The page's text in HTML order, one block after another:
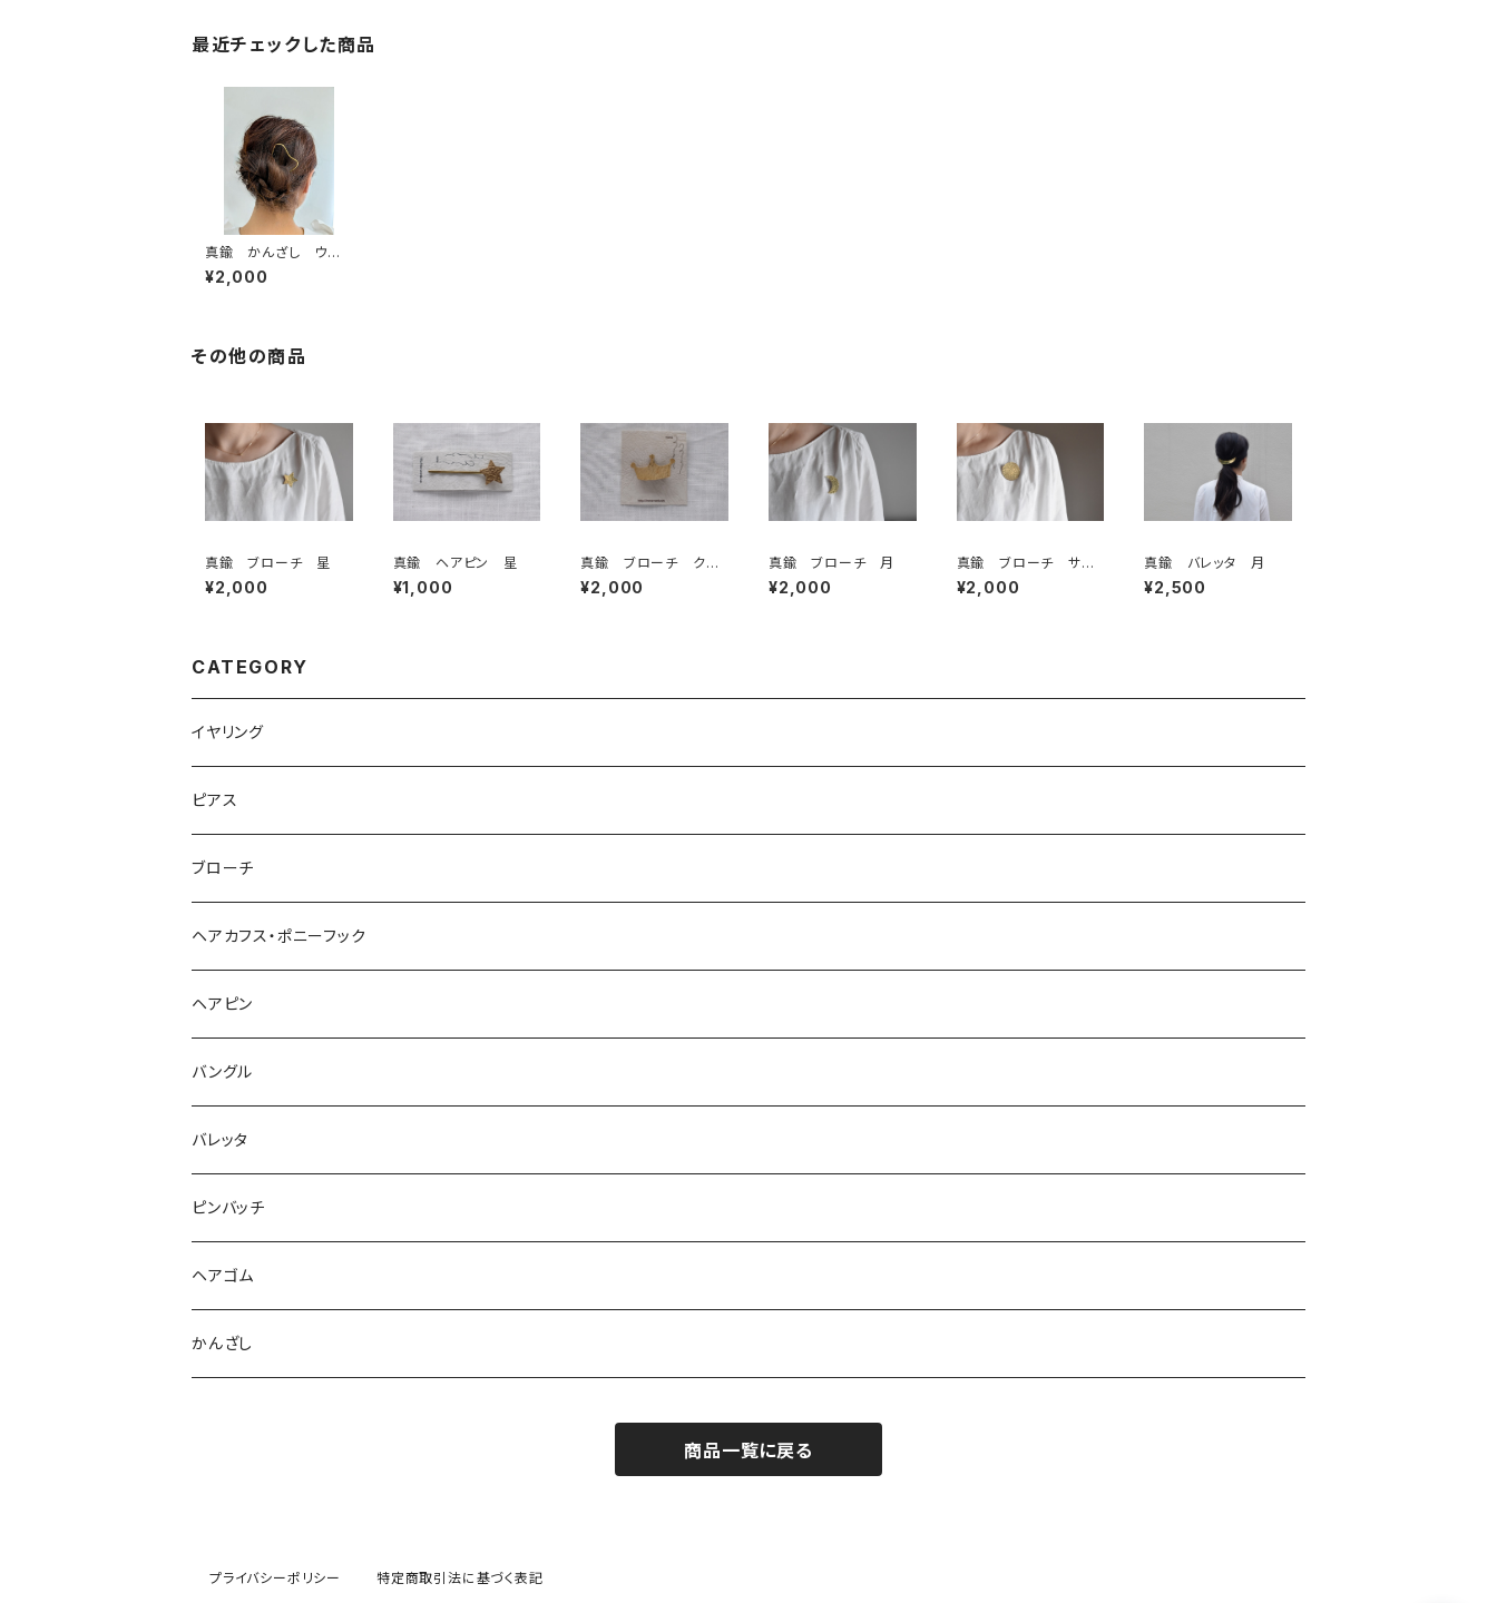
最近チェックした商品
真鍮 かんざし ウェ
ーブ
¥2,000
その他の商品
真鍮 ブローチ 星
¥2,000
真鍮 ヘアピン 星
¥1,000
真鍮 ブローチ クラ
ウン
¥2,000
真鍮 ブローチ 月
¥2,000
真鍮 ブローチ サー
クル
¥2,000
真鍮 バレッタ 月
¥2,500
CATEGORY
イヤリング
ピアス
ブローチ
ヘアカフス・ポニーフック
ヘアピン
バングル
バレッタ
ピンバッチ
ヘアゴム
かんざし
商品一覧に戻る
プライバシーポリシー 特定商取引法に基づく表記